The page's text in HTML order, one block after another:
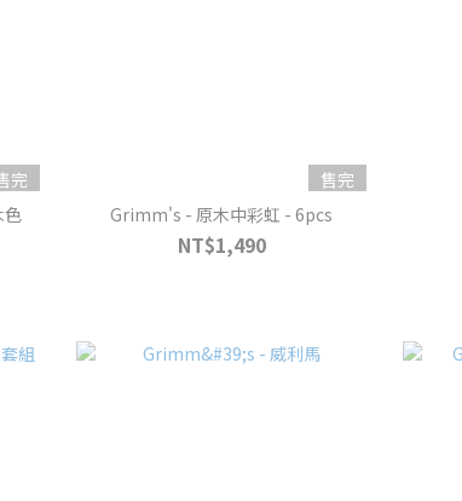
完
售完
Grimm's - 原木中彩虹 - 6pcs
NT$1,490